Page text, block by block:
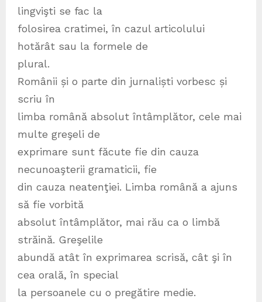
lingvişti se fac la
folosirea cratimei, în cazul articolului
hotărât sau la formele de
plural.
Românii și o parte din jurnaliști vorbesc și
scriu în
limba română absolut întâmplător, cele mai
multe greşeli de
exprimare sunt făcute fie din cauza
necunoaşterii gramaticii, fie
din cauza neatenţiei. Limba română a ajuns
să fie vorbită
absolut întâmplător, mai rău ca o limbă
străină. Greşelile
abundă atât în exprimarea scrisă, cât şi în
cea orală, în special
la persoanele cu o pregătire medie.